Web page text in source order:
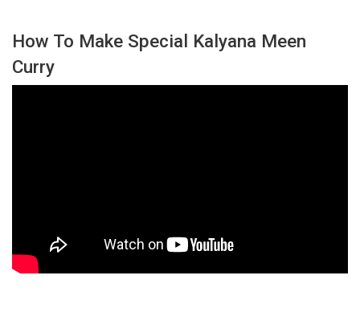
How To Make Special Kalyana Meen
Curry